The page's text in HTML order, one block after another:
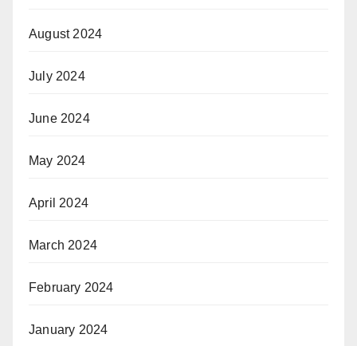
August 2024
July 2024
June 2024
May 2024
April 2024
March 2024
February 2024
January 2024